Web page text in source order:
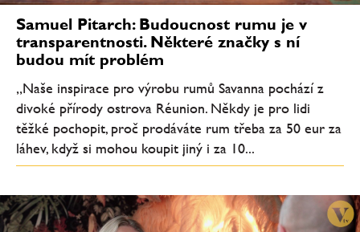
Samuel Pitarch: Budoucnost rumu je v
transparentnosti. Některé značky s ní
budou mít problém
„Naše inspirace pro výrobu rumů Savanna pochází z
divoké přírody ostrova Réunion. Někdy je pro lidi
těžké pochopit, proč prodáváte rum třeba za 50 eur za
láhev, když si mohou koupit jiný i za 10...